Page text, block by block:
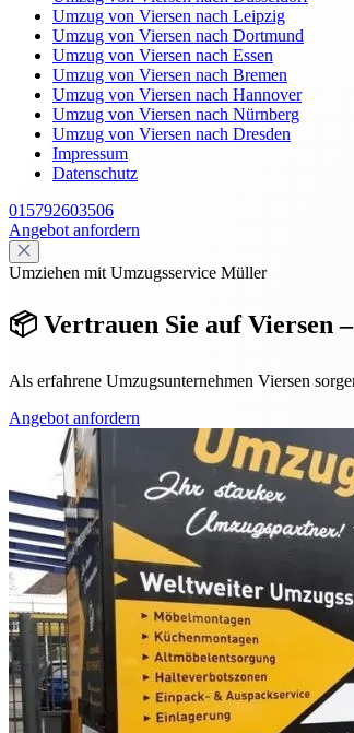
Umzug von Viersen nach Leipzig
Umzug von Viersen nach Dortmund
Umzug von Viersen nach Essen
Umzug von Viersen nach Bremen
Umzug von Viersen nach Hannover
Umzug von Viersen nach Nürnberg
Umzug von Viersen nach Dresden
Impressum
Datenschutz
015792603506
Angebot anfordern
Umziehen mit Umzugsservice Müller
📦 Vertrauen Sie auf Viersen
Als erfahrene Umzugsunternehmen Viersen
Angebot anfordern